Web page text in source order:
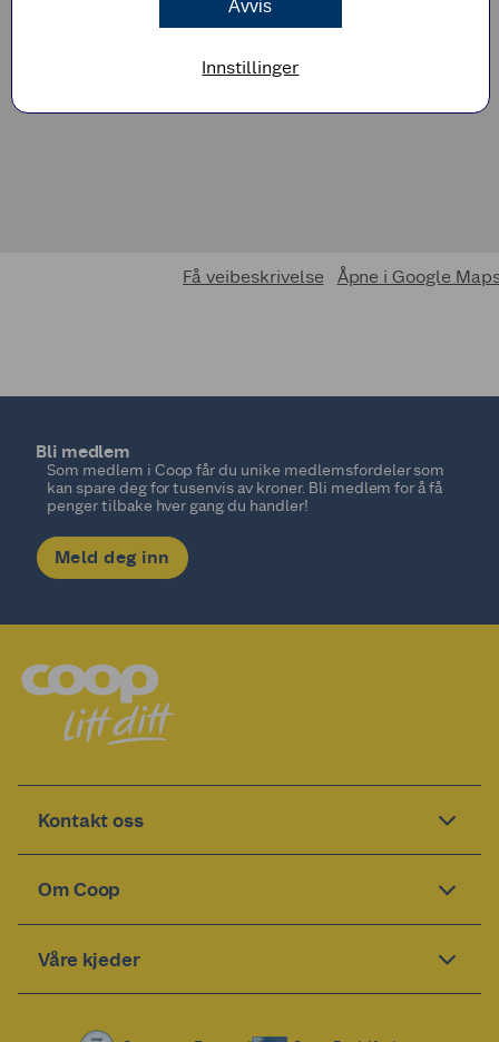
Få veibeskrivelse Åpne i Google
Bli medlem
Som medlem i Coop får du unike medlemsfordeler som
kan spare deg for tusenvis av kroner. Bli medlem for å få
penger tilbake hver gang du handler!
Meld deg inn
Kontakt oss
Om Coop
Våre kjeder
Avvis
Innstillinger